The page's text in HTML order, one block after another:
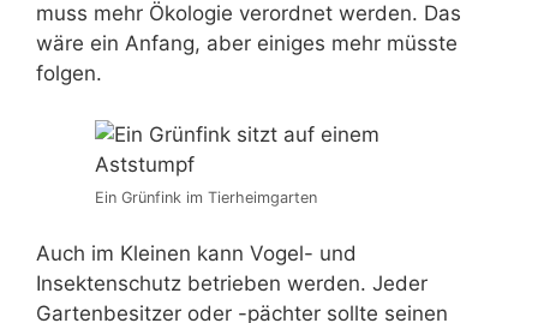
muss mehr Ökologie verordnet werden. Das
wäre ein Anfang, aber einiges mehr müsste
folgen.
Ein Grünfink im Tierheimgarten
Auch im Kleinen kann Vogel- und
Insektenschutz betrieben werden. Jeder
Gartenbesitzer oder -pächter sollte seinen